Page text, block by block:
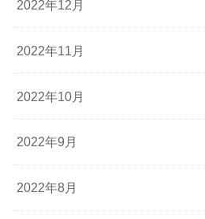
2022年12月
2022年11月
2022年10月
2022年9月
2022年8月